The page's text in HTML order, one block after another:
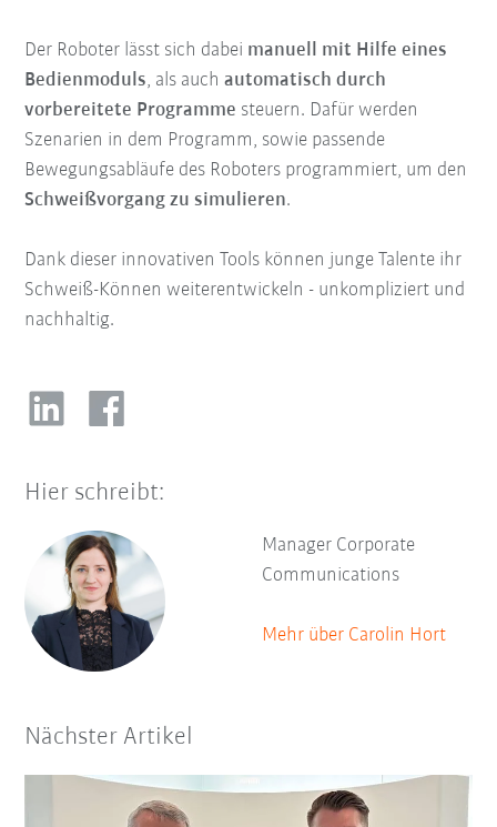
Der Roboter lässt sich dabei manuell mit Hilfe eines
Bedienmoduls, als auchautomatisch durch
vorbereitete Programme steuern. Dafür werden
Szenarien in dem Programm, sowie passende
Bewegungsabläufe des Roboters programmiert, um den
Schweißvorgang zu simulieren.
Dank dieser innovativen Tools können junge Talente ihr
Schweiß-Können weiterentwickeln - unkompliziert und
nachhaltig.
Hier schreibt:
Manager Corporate
Communications
Mehr über Carolin Hort
Nächster Artikel